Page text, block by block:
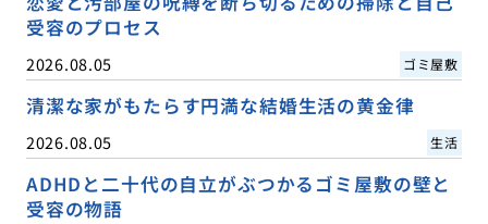
受容のプロセス
2026.08.05 ゴミ屋敷
清潔な家がもたらす円満な結婚生活の黄金律
2026.08.05 生活
ADHDと二十代の自立がぶつかるゴミ屋敷の壁と
受容の物語